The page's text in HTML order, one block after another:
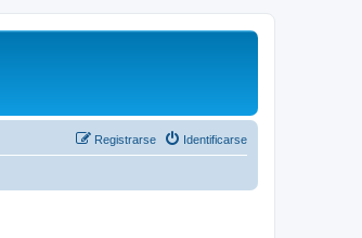
Identificarse
Registrarse